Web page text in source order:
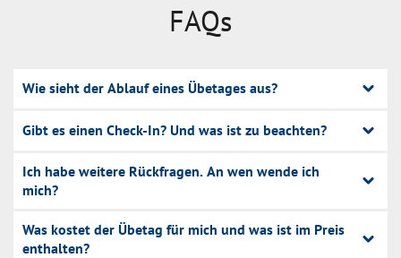
FAQs
Wie sieht der Ablauf eines Übetages aus?
Gibt es einen Check-In? Und was ist zu beachten?
Ich habe weitere Rückfragen. An wen wende ich
mich?
Was kostet der Übetag für mich und was ist im Preis
enthalten?